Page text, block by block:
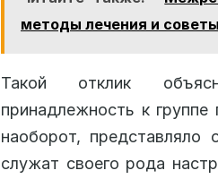
методы лечения и
Такой отклик
принадлежность к
наоборот, представляло
служат своего рода